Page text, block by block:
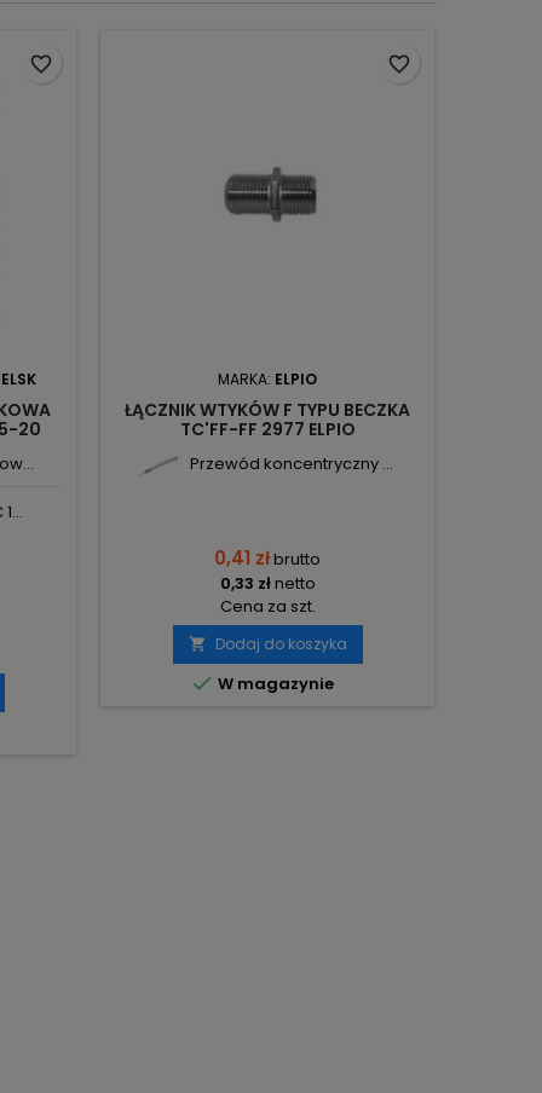
20
favorite_border
MARKA: ELPIO
ŁĄCZNIK WTYKÓW F TYPU BECZKA
TC'FF-FF 2977 ELPIO
Przewód koncentryczny ...
0,41 złbrutto
0,33 złnetto
Cena za szt.
 Dodaj do koszyka
 W magazynie
favorite_border